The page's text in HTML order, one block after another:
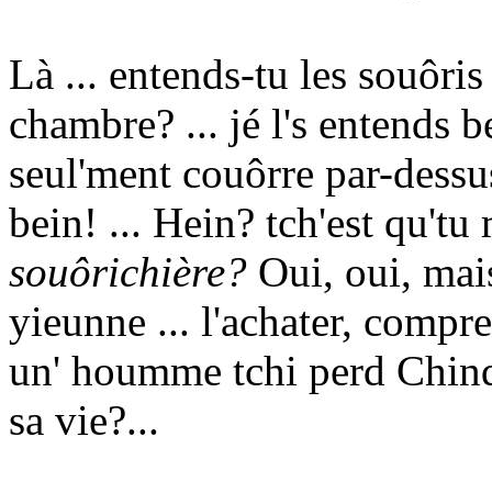
Là ... entends-tu les
chambre? ... jé l's entends
seul'ment couôrre par-
bein! ... Hein? tch'est qu'tu
souôrichière? Oui, oui,
yieunne ... l'achater,
un' houmme tchi perd
sa vie?...